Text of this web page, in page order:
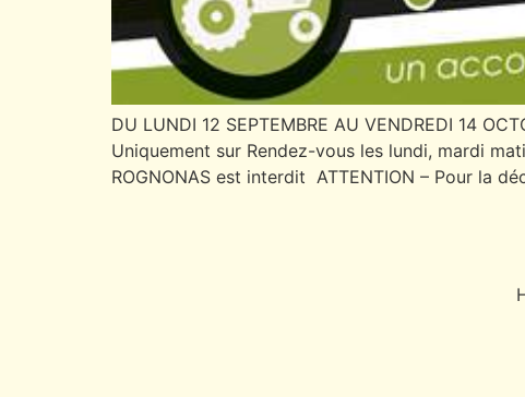
DU LUNDI 12 SEPTEMBRE AU VENDREDI 14
Uniquement sur Rendez-vous les lundi, mardi
ROGNONAS est interdit ATTENTION – Pour la